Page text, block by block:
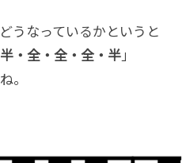
うなっているかというと
・全・全・全・半」
。